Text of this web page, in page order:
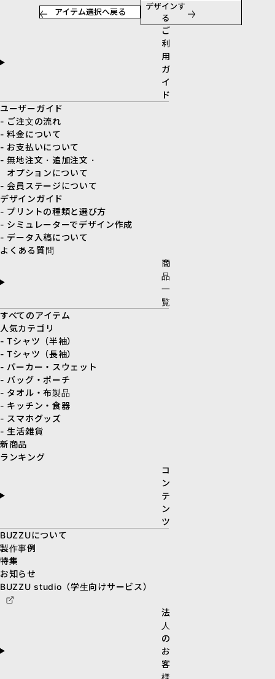
アイテム選択へ戻る
デザインす
る
ご
利
用
ガ
イ
ド
ユーザーガイド
- ご注文の流れ
- 料金について
- お支払いについて
- 無地注文・追加注文・
オプションについて
- 会員ステージについて
デザインガイド
- プリントの種類と選び方
- シミュレーターでデザイン作成
- データ入稿について
よくある質問
商
品
一
覧
すべてのアイテム
人気カテゴリ
- Tシャツ（半袖）
- Tシャツ（長袖）
- パーカー・スウェット
- バッグ・ポーチ
- タオル・布製品
- キッチン・食器
- スマホグッズ
- 生活雑貨
新商品
ランキング
コ
ン
テ
ン
ツ
BUZZUについて
製作事例
特集
お知らせ
BUZZU studio（学生向けサービス）
法
人
の
お
客
様